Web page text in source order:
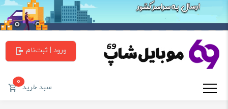
ورود | ثبت‌نام
سبد خرید0